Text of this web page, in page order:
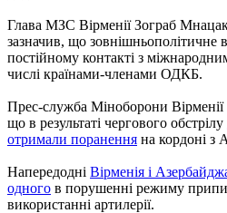
Глава МЗС Вірменії Зограб
зазначив, що зовнішньополітичне
постійному контакті з
числі країнами-членами ОДКБ.
Прес-служба Міноборони Вірменії
що в результаті чергового обстрілу
отримали поранення на кордоні з
Напередодні Вірменія і
одного в порушенні режиму
використанні артилерії.